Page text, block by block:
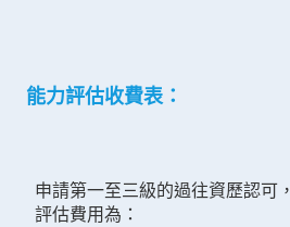
能力評估收費表：
申請第一至三級的過往資歷認可
評估費用為：